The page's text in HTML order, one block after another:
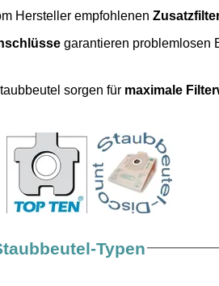
Hersteller empfohlenen
garantieren problemlosen
sorgen für maximale
Typen